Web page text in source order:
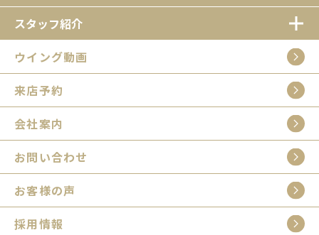
スタッフ紹介
ウイング動画
来店予約
会社案内
お問い合わせ
お客様の声
採用情報